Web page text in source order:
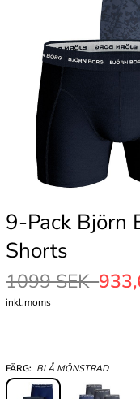
9-Pack Björn
Shorts
1099 SEK
inkl.moms
FÄRG: BLÅ MÖNSTRAD